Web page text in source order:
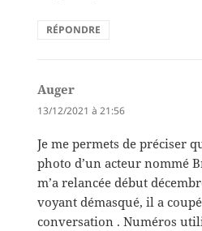
RÉPONDRE
Auger
13/12/2021 à 21:56
Je me permets de préciser
photo d’un acteur nommé
m’a relancée début
voyant démasqué, il a
conversation . Numéros